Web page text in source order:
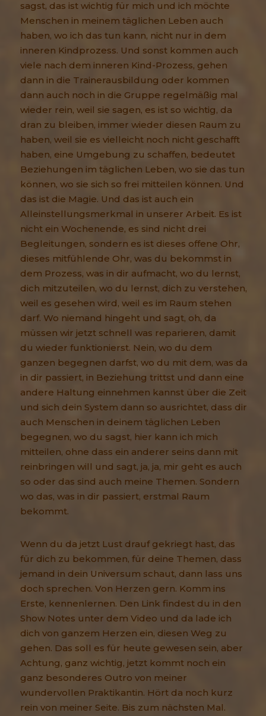
sagst, das ist wichtig für mich und ich möchte
Menschen in meinem täglichen Leben auch
haben, wo ich das tun kann, nicht nur in dem
inneren Kindprozess. Und sonst kommen auch
viele nach dem inneren Kind-Prozess, gehen
dann in die Trainerausbildung oder kommen
dann auch noch in die Gruppe regelmäßig mal
wieder rein, weil sie sagen, es ist so wichtig, da
dran zu bleiben, immer wieder diesen Raum zu
haben, weil sie es vielleicht noch nicht geschafft
haben, eine Umgebung zu schaffen, bedeutet
Beziehungen im täglichen Leben, wo sie das tun
können, wo sie sich so frei mitteilen können. Und
das ist die Magie. Und das ist auch ein
Alleinstellungsmerkmal in unserer Arbeit. Es ist
nicht ein Wochenende, es sind nicht drei
Begleitungen, sondern es ist dieses offene Ohr,
dieses mitfühlende Ohr, was du bekommst in
dem Prozess, was in dir aufmacht, wo du lernst,
dich mitzuteilen, wo du lernst, dich zu verstehen,
weil es gesehen wird, weil es im Raum stehen
darf. Wo niemand hingeht und sagt, oh, da
müssen wir jetzt schnell was reparieren, damit
du wieder funktionierst. Nein, wo du dem
ganzen begegnen darfst, wo du mit dem, was da
in dir passiert, in Beziehung trittst und dann eine
andere Haltung einnehmen kannst über die Zeit
und sich dein System dann so ausrichtet, dass dir
auch Menschen in deinem täglichen Leben
begegnen, wo du sagst, hier kann ich mich
mitteilen, ohne dass ein anderer seins dann mit
reinbringen will und sagt, ja, ja, mir geht es auch
so oder das sind auch meine Themen. Sondern
wo das, was in dir passiert, erstmal Raum
bekommt.
Wenn du da jetzt Lust drauf gekriegt hast, das
für dich zu bekommen, für deine Themen, dass
jemand in dein Universum schaut, dann lass uns
doch sprechen. Von Herzen gern. Komm ins
Erste, kennenlernen. Den Link findest du in den
Show Notes unter dem Video und da lade ich
dich von ganzem Herzen ein, diesen Weg zu
gehen. Das soll es für heute gewesen sein, aber
Achtung, ganz wichtig, jetzt kommt noch ein
ganz besonderes Outro von meiner
wundervollen Praktikantin. Hört da noch kurz
rein von meiner Seite. Bis zum nächsten Mal.